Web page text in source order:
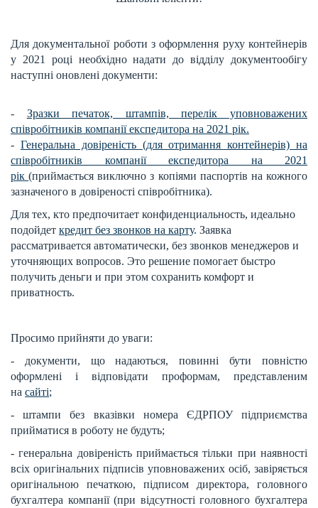
Для документальної роботи з оформлення руху контейнерів
у 2021 році необхідно надати до відділу документообігу
наступні оновлені документи:
- Зразки печаток, штампів, перелік уповноважених
співробітників компанії експедитора на 2021 рік.
- Генеральна довіреність (для отримання контейнерів) на
співробітників компанії експедитора на 2021
рік(приймається виключно з копіями паспортів на кожного
зазначеного в довіреності співробітника).
Для тех, кто предпочитает конфиденциальность, идеально
подойдет кредит без звонков на карту. Заявка
рассматривается автоматически, без звонков менеджеров и
уточняющих вопросов. Это решение помогает быстро
получить деньги и при этом сохранить комфорт и
приватность.
Просимо прийняти до уваги:
- документи, що надаються, повинні бути повністю
оформлені і відповідати проформам, представленим
на сайті;
- штампи без вказівки номера ЄДРПОУ підприємства
прийматися в роботу не будуть;
- генеральна довіреність приймається тільки при наявності
всіх оригінальних підписів уповноважених осіб, завіряється
оригінальною печаткою, підписом директора, головного
бухгалтера компанії (при відсутності головного бухгалтера